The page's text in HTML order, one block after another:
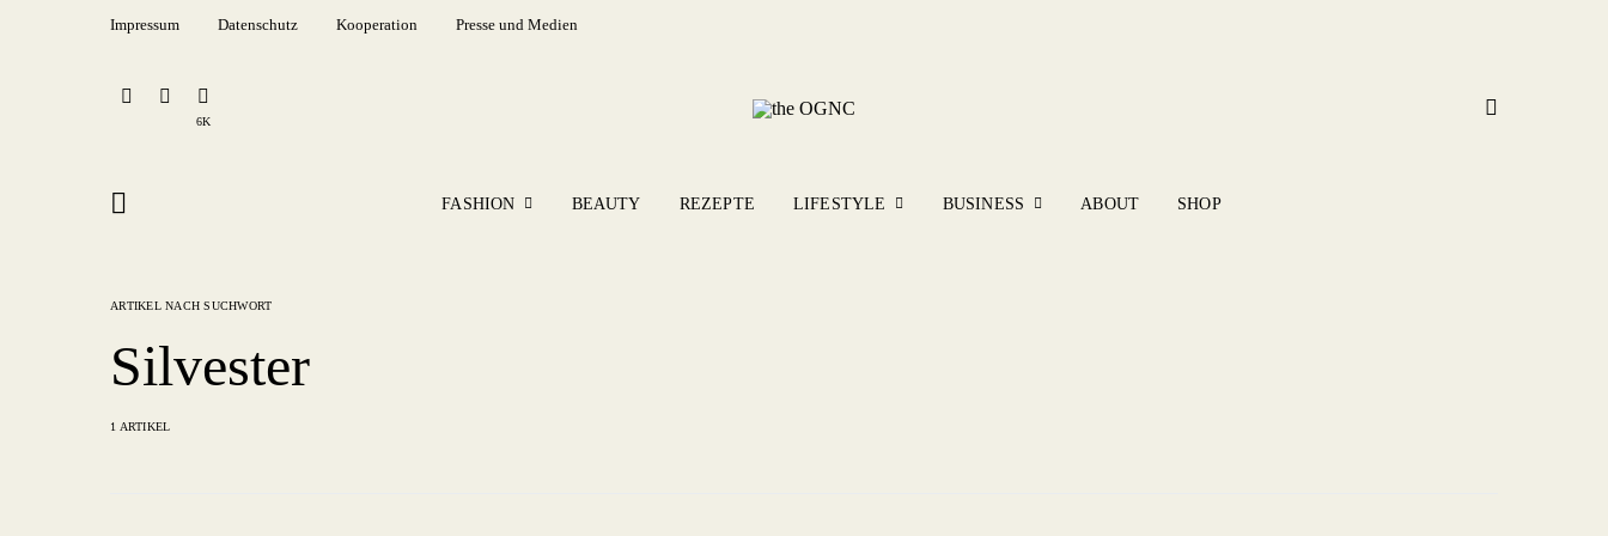
Impressum Datenschutz Kooperation Presse und Medien
6K
FASHION BEAUTY REZEPTE LIFESTYLE BUSINESS ABOUT SHOP
ARTIKEL NACH SUCHWORT
Silvester
1 ARTIKEL